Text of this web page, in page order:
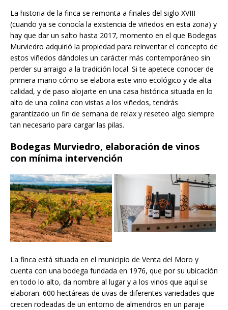
La historia de la finca se remonta a finales del siglo XVIII
(cuando ya se conocía la existencia de viñedos en esta zona) y
hay que dar un salto hasta 2017, momento en el que Bodegas
Murviedro adquirió la propiedad para reinventar el concepto de
estos viñedos dándoles un carácter más contemporáneo sin
perder su arraigo a la tradición local. Si te apetece conocer de
primera mano cómo se elabora este vino ecológico y de alta
calidad, y de paso alojarte en una casa histórica situada en lo
alto de una colina con vistas a los viñedos, tendrás
garantizado un fin de semana de relax y reseteo algo siempre
tan necesario para cargar las pilas.
Bodegas Murviedro, elaboración de vinos
con mínima intervención
La finca está situada en el municipio de Venta del Moro y
cuenta con una bodega fundada en 1976, que por su ubicación
en todo lo alto, da nombre al lugar y a los vinos que aquí se
elaboran. 600 hectáreas de uvas de diferentes variedades que
crecen rodeadas de un entorno de almendros en un paraje